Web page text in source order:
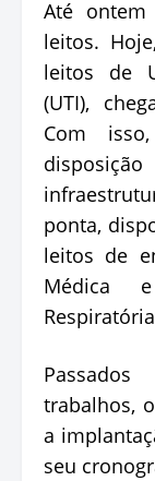
Até
leitos.
leitos de
(UTI),
Com
ponta,
leitos de
Médica
trabalhos,
a
seu